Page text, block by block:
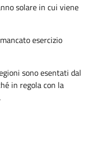
solare in cui viene
esercizio
sono esentati dal
in regola con la